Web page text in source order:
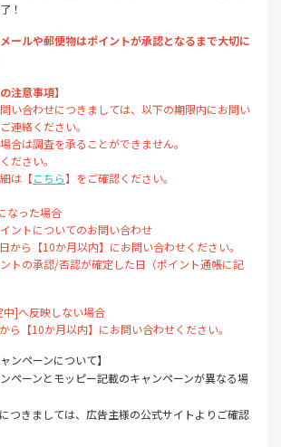
！
ールや郵便物はポイントが承認となるまで大切に
注意事項】
い合わせにつきましては、以下の期限内にお問い
連絡ください。
合は調査を承ることができません。
ださい。
は【こちら】をご確認ください。
なった場合
ントについてのお問い合わせ
ら【10か月以内】にお問い合わせください。
の承認/否認が確定した日（ポイント通帳に記
]へ反映しない場合
【10か月以内】にお問い合わせください。
ンペーンについて】
ペーンとモッピー記載のキャンペーンが異なる場
つきましては、広告主様の公式サイトよりご確認